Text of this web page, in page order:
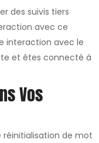
des suivis tiers
avec ce
interaction avec le
et êtes connecté à
Vos
réinitialisation de mot